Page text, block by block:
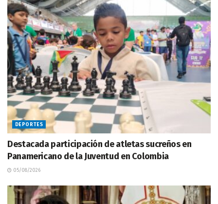
DEPORTES
Destacada participación de atletas sucreños en
Panamericano de la Juventud en Colombia
05/08/2026